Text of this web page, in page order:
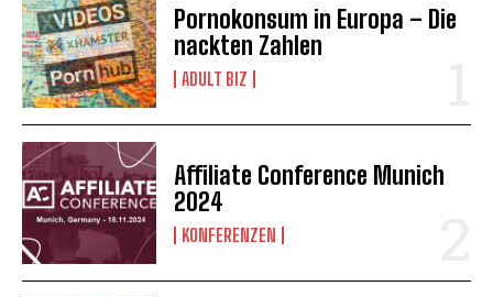
Pornokonsum in Europa – Die
nackten Zahlen
ADULT BIZ
Affiliate Conference Munich
2024
KONFERENZEN